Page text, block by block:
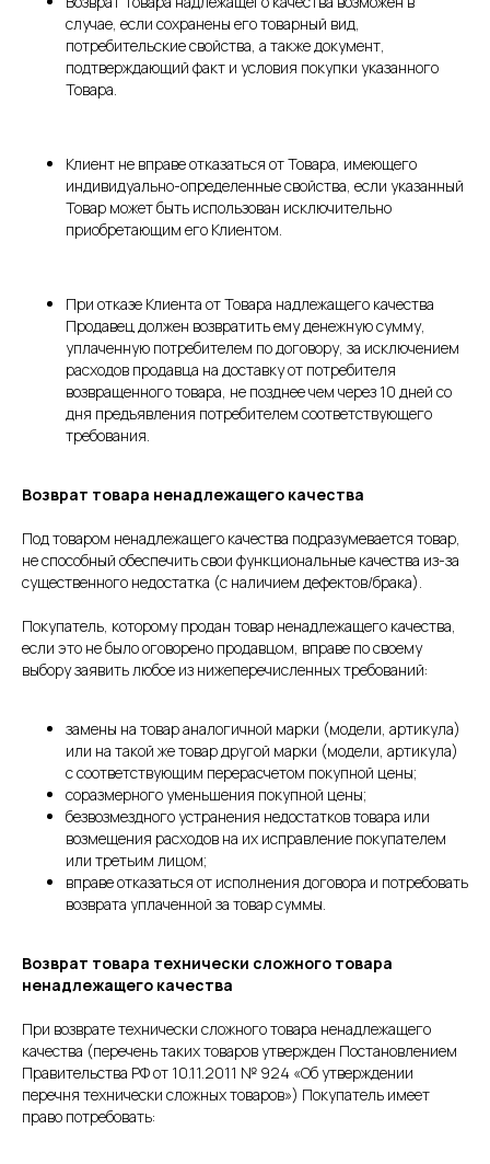
случае, если сохранены его товарный вид,
потребительские свойства, а также документ,
подтверждающий факт и условия покупки указанного
Товара.
Клиент не вправе отказаться от Товара, имеющего
индивидуально-определенные свойства, если указанный
Товар может быть использован исключительно
приобретающим его Клиентом.
При отказе Клиента от Товара надлежащего качества
Продавец должен возвратить ему денежную сумму,
уплаченную потребителем по договору, за исключением
расходов продавца на доставку от потребителя
возвращенного товара, не позднее чем через 10 дней со
дня предъявления потребителем соответствующего
требования.
Возврат товара ненадлежащего качества
Под товаром ненадлежащего качества подразумевается товар,
не способный обеспечить свои функциональные качества из-за
существенного недостатка (с наличием дефектов/брака).
Покупатель, которому продан товар ненадлежащего качества,
если это не было оговорено продавцом, вправе по своему
выбору заявить любое из нижеперечисленных требований:
замены на товар аналогичной марки (модели, артикула)
или на такой же товар другой марки (модели, артикула)
с соответствующим перерасчетом покупной цены;
соразмерного уменьшения покупной цены;
безвозмездного устранения недостатков товара или
возмещения расходов на их исправление покупателем
или третьим лицом;
вправе отказаться от исполнения договора и потребовать
возврата уплаченной за товар суммы.
Возврат товара технически сложного товара
ненадлежащего качества
При возврате технически сложного товара ненадлежащего
качества (перечень таких товаров утвержден Постановлением
Правительства РФ от 10.11.2011 № 924 «Об утверждении
перечня технически сложных товаров») Покупатель имеет
право потребовать: